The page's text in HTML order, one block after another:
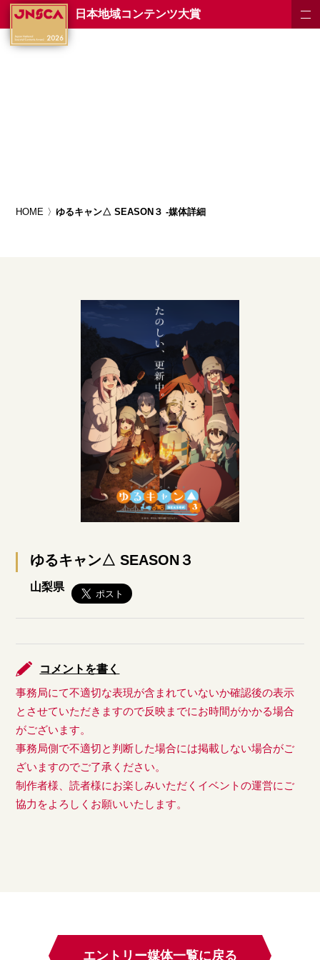
日本地域コンテンツ大賞
HOME ゆるキャン△ SEASON３ -媒体詳細
ゆるキャン△ SEASON３
山梨県
コメントを書く
事務局にて不適切な表現が含まれていないか確認後の表示
とさせていただきますので反映までにお時間がかかる場合
がございます。
事務局側で不適切と判断した場合には掲載しない場合がご
ざいますのでご了承ください。
制作者様、読者様にお楽しみいただくイベントの運営にご
協力をよろしくお願いいたします。
エントリー媒体一覧に戻る